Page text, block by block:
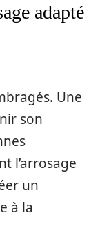
adapté
Une
son
l’arrosage
un
à la